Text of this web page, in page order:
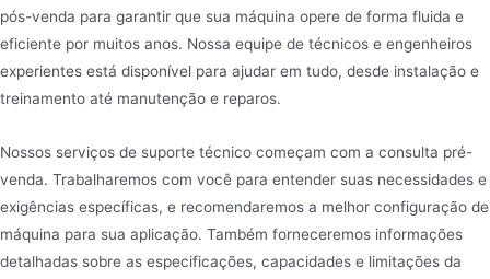
pós-venda para garantir que sua máquina opere de forma fluida e
eficiente por muitos anos. Nossa equipe de técnicos e engenheiros
experientes está disponível para ajudar em tudo, desde instalação e
treinamento até manutenção e reparos.
Nossos serviços de suporte técnico começam com a consulta pré-
venda. Trabalharemos com você para entender suas necessidades e
exigências específicas, e recomendaremos a melhor configuração de
máquina para sua aplicação. Também forneceremos informações
detalhadas sobre as especificações, capacidades e limitações da